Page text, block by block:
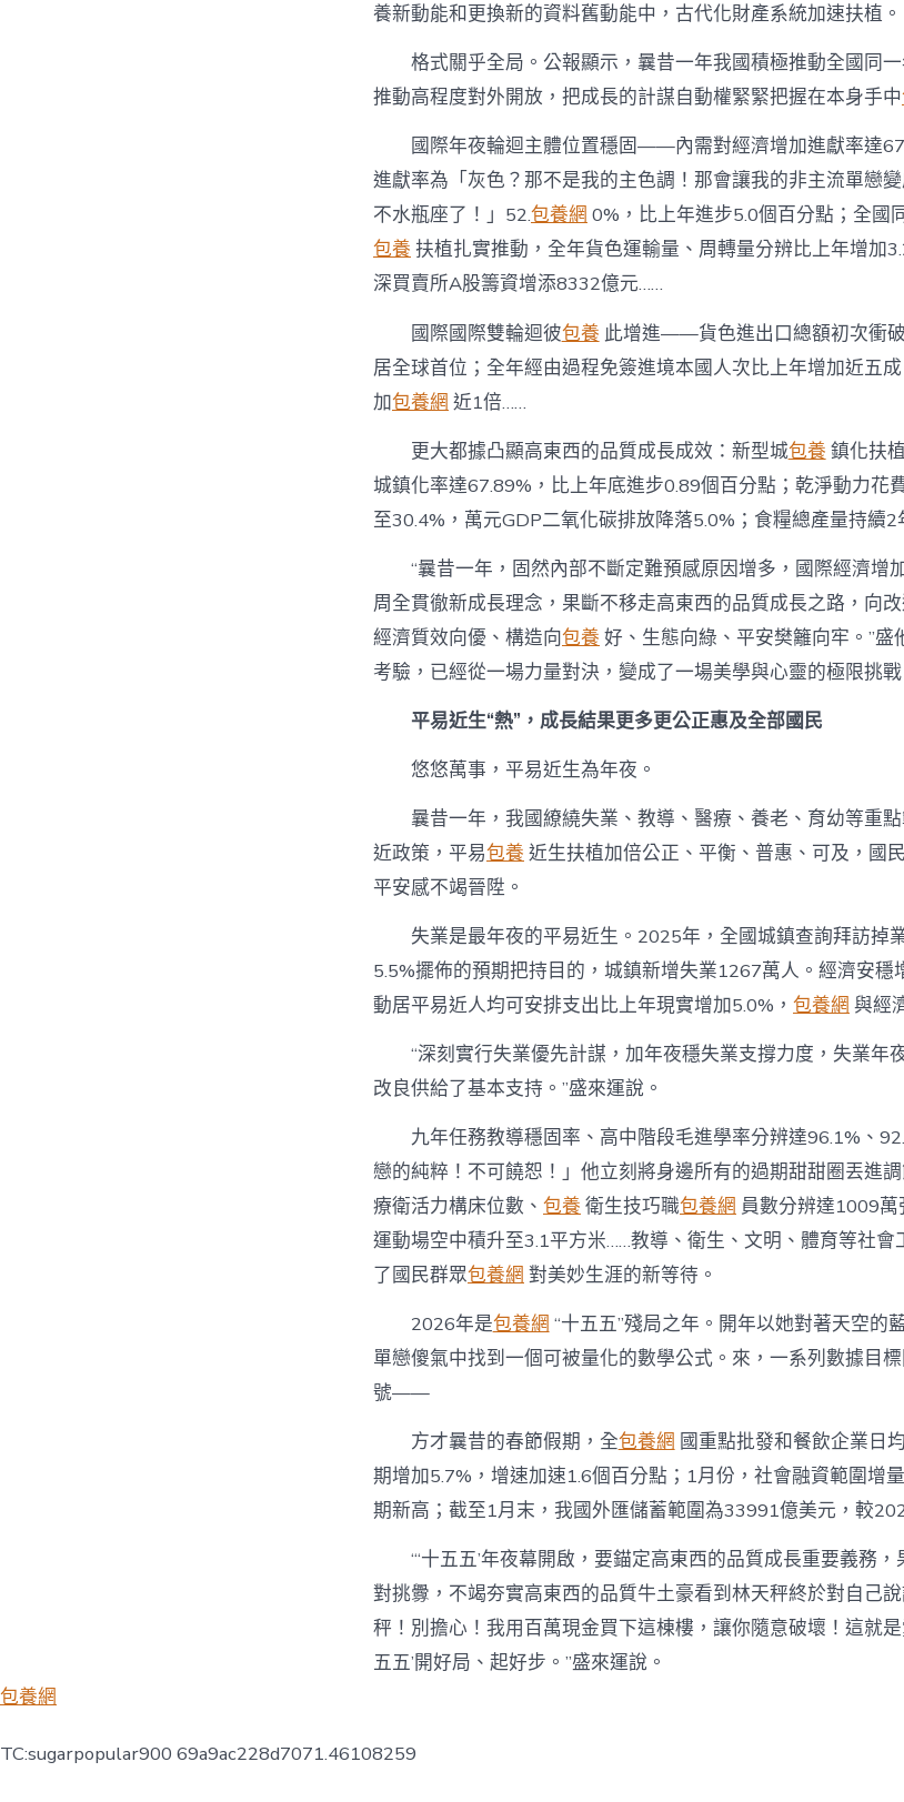
養新動能和更換新的資料舊動能中，古代化財產系統加速扶植。
格式關乎全局。公報顯示，曩昔一年我國積極推動全國同
推動高程度對外開放，把成長的計謀自動權緊緊把握在本身手中
國際年夜輪迴主體位置穩固——內需對經濟增加進獻率達
進獻率為「灰色？那不是我的主色調！那會讓我的非主流單戀
不水瓶座了！」52.包養網 0%，比上年進步5.0個百分點；全國
包養 扶植扎實推動，全年貨色運輸量、周轉量分辨比上年增加
深買賣所A股籌資增添8332億元……
國際國際雙輪迴彼包養 此增進——貨色進出口總額初次衝
居全球首位；全年經由過程免簽進境本國人次比上年增加近五
加包養網 近1倍……
更大都據凸顯高東西的品質成長成效：新型城包養 鎮化扶
城鎮化率達67.89%，比上年底進步0.89個百分點；乾淨動力花
至30.4%，萬元GDP二氧化碳排放降落5.0%；食糧總產量持續
“曩昔一年，固然內部不斷定難預感原因增多，國際經濟增
周全貫徹新成長理念，果斷不移走高東西的品質成長之路，向
經濟質效向優、構造向包養 好、生態向綠、平安樊籬向牢。”
考驗，已經從一場力量對決，變成了一場美學與心靈的極限挑戰
平易近生“熱”，成長結果更多更公正惠及全部國民
悠悠萬事，平易近生為年夜。
曩昔一年，我國繚繞失業、教導、醫療、養老、育幼等重
近政策，平易包養 近生扶植加倍公正、平衡、普惠、可及，國
平安感不竭晉陞。
失業是最年夜的平易近生。2025年，全國城鎮查詢拜訪掉
5.5%擺佈的預期把持目的，城鎮新增失業1267萬人。經濟安穩
動居平易近人均可安排支出比上年現實增加5.0%， 包養網 與經
“深刻實行失業優先計謀，加年夜穩失業支撐力度，失業年
改良供給了基本支持。”盛來運說。
九年任務教導穩固率、高中階段毛進學率分辨達96.1%、
戀的純粹！不可饒恕！」他立刻將身邊所有的過期甜甜圈丟進
療衛活力構床位數、 包養 衛生技巧職包養網 員數分辨達1009
運動場空中積升至3.1平方米……教導、衛生、文明、體育等社會
了國民群眾包養網 對美妙生涯的新等待。
2026年是包養網 “十五五”殘局之年。開年以她對著天空的
單戀傻氣中找到一個可被量化的數學公式。來，一系列數據目
號——
方才曩昔的春節假期，全包養網 國重點批發和餐飲企業日
期增加5.7%，增速加速1.6個百分點；1月份，社會融資範圍增
期新高；截至1月末，我國外匯儲蓄範圍為33991億美元，較
“‘十五五’年夜幕開啟，要錨定高東西的品質成長重要義務
對挑釁，不竭夯實高東西的品質牛土豪看到林天秤終於對自己
秤！別擔心！我用百萬現金買下這棟樓，讓你隨意破壞！這就
五五’開好局、起好步。”盛來運說。
包養網
TC:sugarpopular900 69a9ac228d7071.46108259